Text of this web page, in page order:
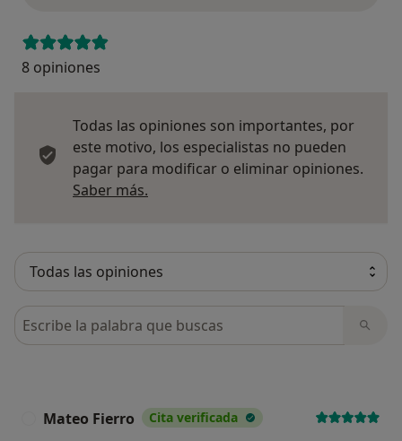
8 opiniones
Todas las opiniones son importantes, por
este motivo, los especialistas no pueden
pagar para modificar o eliminar opiniones.
Saber más.
Busca en opiniones
Mateo Fierro Cita verificada